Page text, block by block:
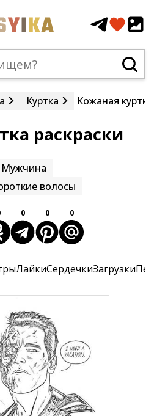
Куртка Кожаная куртка
раскраски
Мужчина
волосы
0 0 0
ЛайкиСердечкиЗагрузки